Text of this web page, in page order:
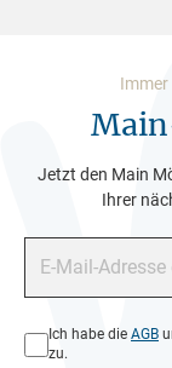
Immer
Jetzt den Main
Ihrer
Datenschutz*
Ich habe die AGB
zu.